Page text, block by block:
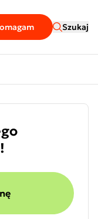
Szukaj